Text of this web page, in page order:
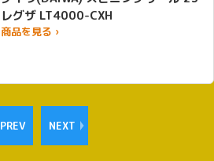
レグザ LT4000-CXH
商品を見る ›
PREV NEXT